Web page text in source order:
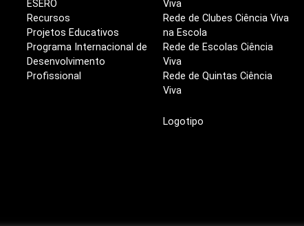
ESERO
Recursos
Projetos Educativos
Programa Internacional de
Desenvolvimento
Profissional
Viva
Rede de Clubes Ciência Viva
na Escola
Rede de Escolas Ciência
Viva
Rede de Quintas Ciência
Viva
Logotipo